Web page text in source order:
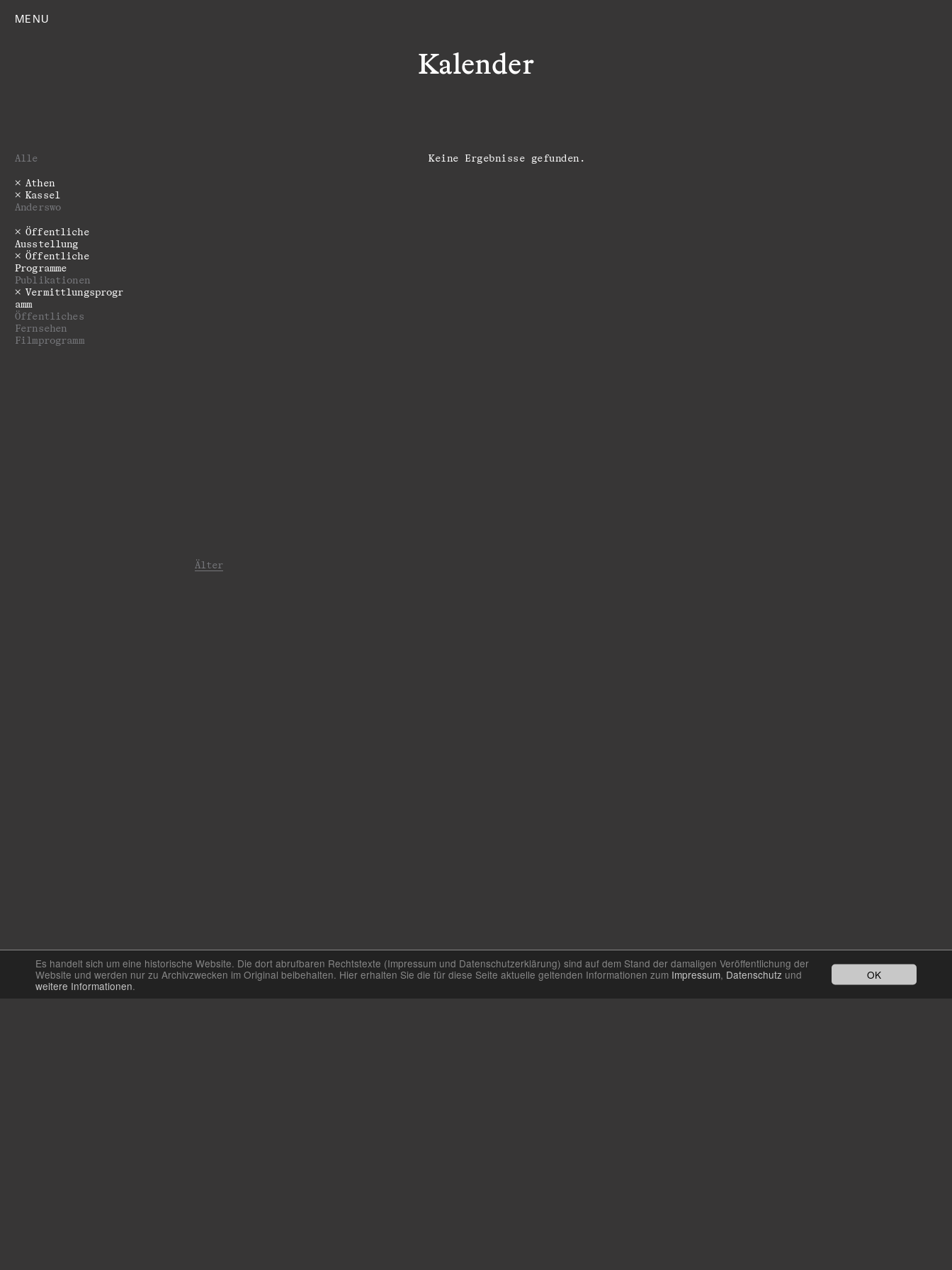
MENU
Kalender
Alle
Athen
Kassel
Anderswo
Öffentliche
Ausstellung
­­­Öffentliche
Programme
Publikationen
Vermittlungsprogr
amm
Öffentliches
Fernsehen
Filmprogramm
Älter
Keine Ergebnisse gefunden.
OK
Es handelt sich um eine historische Website. Die dort abrufbaren Rechtstexte (Impressum und Datenschutzerklärung) sind auf dem Stand der damaligen Veröffentlichung der
Website und werden nur zu Archivzwecken im Original beibehalten. Hier erhalten Sie die für diese Seite aktuelle geltenden Informationen zum Impressum, Datenschutz und
weitere Informationen.